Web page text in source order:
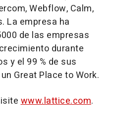
Webflow, Calm,
La empresa ha
de las empresas
durante
y el 99 % de sus
Great Place to Work.
www.lattice.com.